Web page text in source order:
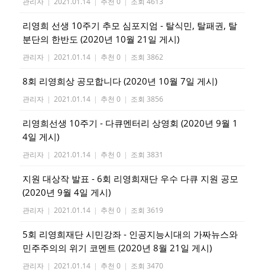
리영희 선생 10주기 추모 심포지엄 - 탈식민, 탈패권, 탈
분단의 한반도 (2020년 10월 21일 게시)
관리자 | 2021.01.14 | 추천 0 | 조회 3862
8회 리영희상 공모합니다 (2020년 10월 7일 게시)
관리자 | 2021.01.14 | 추천 0 | 조회 3856
리영희선생 10주기 - 다큐멘터리 상영회 (2020년 9월 1
4일 게시)
관리자 | 2021.01.14 | 추천 0 | 조회 3831
지원 대상작 발표 - 6회 리영희재단 우수 다큐 지원 공모
(2020년 9월 4일 게시)
관리자 | 2021.01.14 | 추천 0 | 조회 3619
5회 리영희재단 시민강좌 - 인공지능시대의 가짜뉴스와
민주주의의 위기 코멘트 (2020년 8월 21일 게시)
관리자 | 2021.01.14 | 추천 0 | 조회 3470